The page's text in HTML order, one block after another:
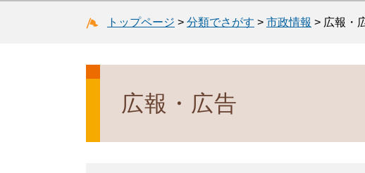
トップページ > 分類でさがす > 市政情報 > 広報・
広報・広告